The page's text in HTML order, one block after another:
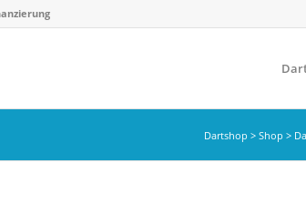
Dartshop > Shop >